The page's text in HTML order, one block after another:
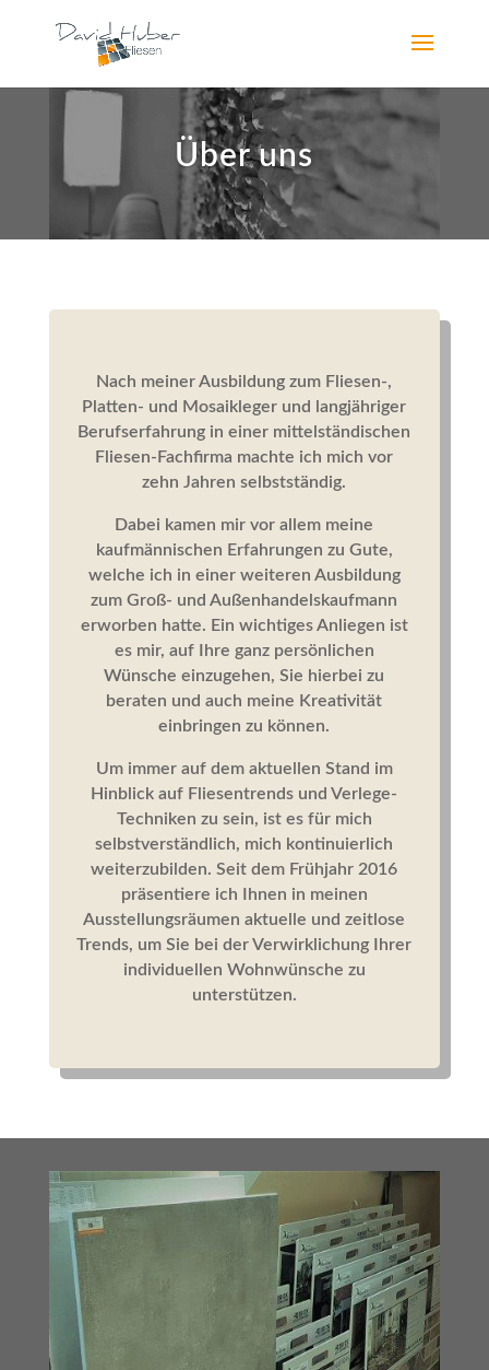
Über uns
Nach meiner Ausbildung zum Fliesen-,
Platten- und Mosaikleger und langjähriger
Berufserfahrung in einer mittelständischen
Fliesen-Fachfirma machte ich mich vor
zehn Jahren selbstständig.
Dabei kamen mir vor allem meine
kaufmännischen Erfahrungen zu Gute,
welche ich in einer weiteren Ausbildung
zum Groß- und Außenhandelskaufmann
erworben hatte. Ein wichtiges Anliegen ist
es mir, auf Ihre ganz persönlichen
Wünsche einzugehen, Sie hierbei zu
beraten und auch meine Kreativität
einbringen zu können.
Um immer auf dem aktuellen Stand im
Hinblick auf Fliesentrends und Verlege-
Techniken zu sein, ist es für mich
selbstverständlich, mich kontinuierlich
weiterzubilden. Seit dem Frühjahr 2016
präsentiere ich Ihnen in meinen
Ausstellungsräumen aktuelle und zeitlose
Trends, um Sie bei der Verwirklichung Ihrer
individuellen Wohnwünsche zu
unterstützen.